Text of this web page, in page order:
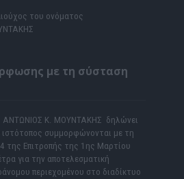
του ονόματος
με τη σύσταση
ΑΝΤΩΝΙΟΣ Κ. ΜΟΥΝΤΑΚΗΣ δηλώνει
ιστότοπος συμμορφώνονται με τη
της Επιτροπής της 1ης Μαρτίου
για την αποτελεσματική
περιεχομένου στο διαδίκτυο